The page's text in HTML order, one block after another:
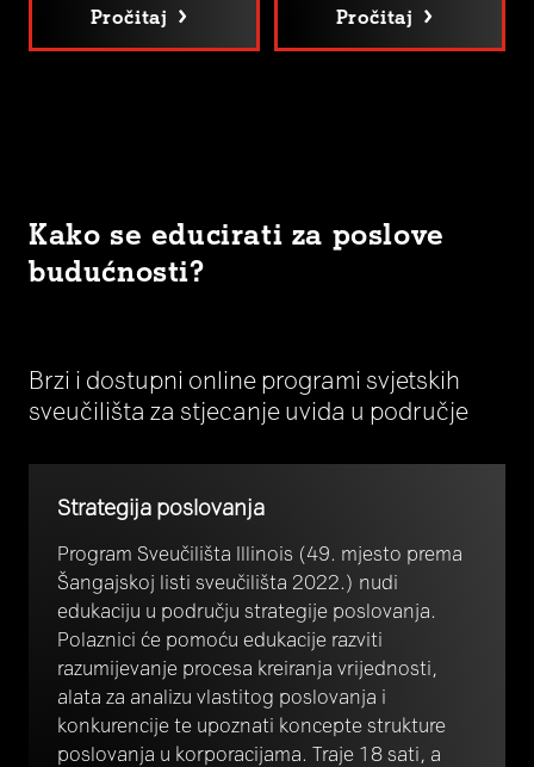
Pročitaj Pročitaj
Kako se educirati za poslove
budućnosti?
Brzi i dostupni online programi svjetskih
sveučilišta za stjecanje uvida u područje
Strategija poslovanja
Program Sveučilišta Illinois (49. mjesto prema
Šangajskoj listi sveučilišta 2022.) nudi
edukaciju u području strategije poslovanja.
Polaznici će pomoću edukacije razviti
razumijevanje procesa kreiranja vrijednosti,
alata za analizu vlastitog poslovanja i
konkurencije te upoznati koncepte strukture
poslovanja u korporacijama. Traje 18 sati, a